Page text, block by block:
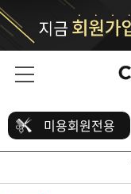
미용회원전용